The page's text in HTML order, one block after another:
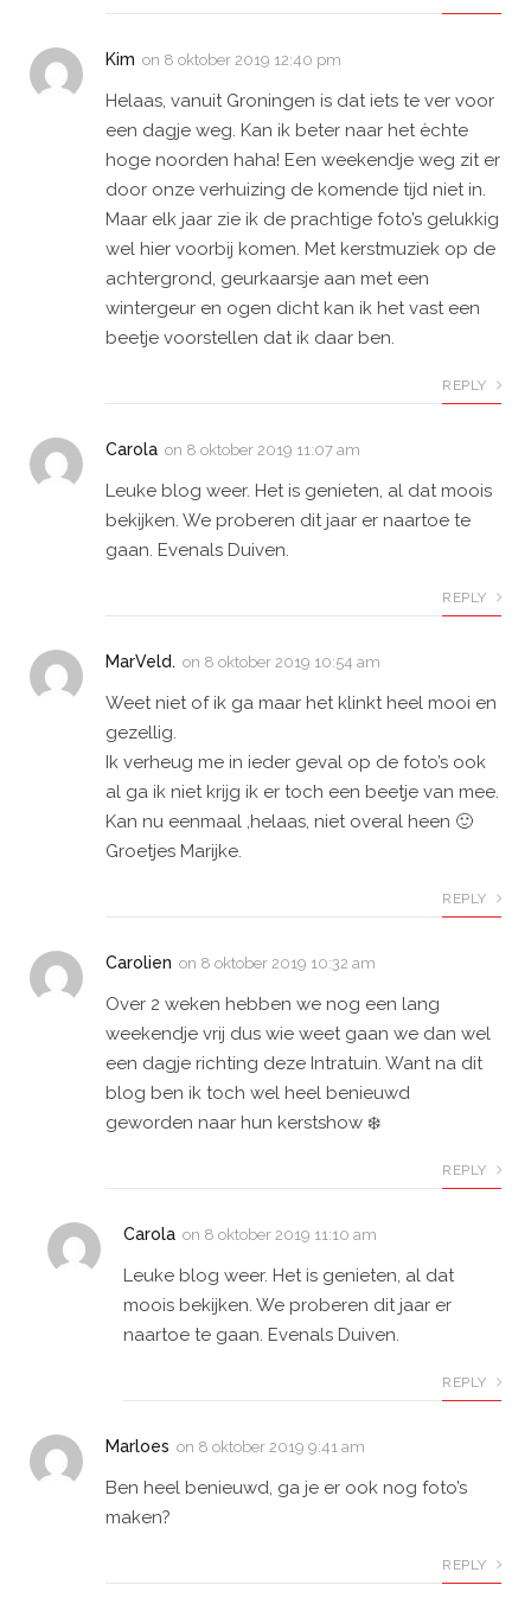
Kim on 8 oktober 2019 12:40 pm
Helaas, vanuit Groningen is dat iets te ver voor
een dagje weg. Kan ik beter naar het èchte
hoge noorden haha! Een weekendje weg zit er
door onze verhuizing de komende tijd niet in.
Maar elk jaar zie ik de prachtige foto’s gelukkig
wel hier voorbij komen. Met kerstmuziek op de
achtergrond, geurkaarsje aan met een
wintergeur en ogen dicht kan ik het vast een
beetje voorstellen dat ik daar ben.
REPLY
Carola on 8 oktober 2019 11:07 am
Leuke blog weer. Het is genieten, al dat moois
bekijken. We proberen dit jaar er naartoe te
gaan. Evenals Duiven.
REPLY
MarVeld. on 8 oktober 2019 10:54 am
Weet niet of ik ga maar het klinkt heel mooi en
gezellig.
Ik verheug me in ieder geval op de foto’s ook
al ga ik niet krijg ik er toch een beetje van mee.
Kan nu eenmaal ,helaas, niet overal heen 🙂
Groetjes Marijke.
REPLY
Carolien on 8 oktober 2019 10:32 am
Over 2 weken hebben we nog een lang
weekendje vrij dus wie weet gaan we dan wel
een dagje richting deze Intratuin. Want na dit
blog ben ik toch wel heel benieuwd
geworden naar hun kerstshow ❄️
REPLY
Carola on 8 oktober 2019 11:10 am
Leuke blog weer. Het is genieten, al dat
moois bekijken. We proberen dit jaar er
naartoe te gaan. Evenals Duiven.
REPLY
Marloes on 8 oktober 2019 9:41 am
Ben heel benieuwd, ga je er ook nog foto’s
maken?
REPLY